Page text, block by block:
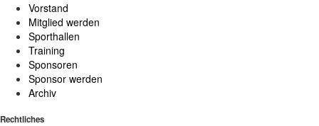
Vorstand
Mitglied werden
Sporthallen
Training
Sponsoren
Sponsor werden
Archiv
Rechtliches